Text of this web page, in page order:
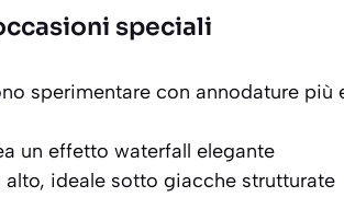
speciali
sperimentare con annodature più
un effetto waterfall elegante
alto, ideale sotto giacche strutturate